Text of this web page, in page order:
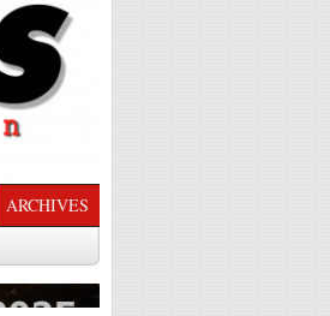
ARCHIVES